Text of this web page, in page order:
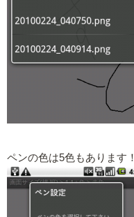
ペンの色は5色もあります！